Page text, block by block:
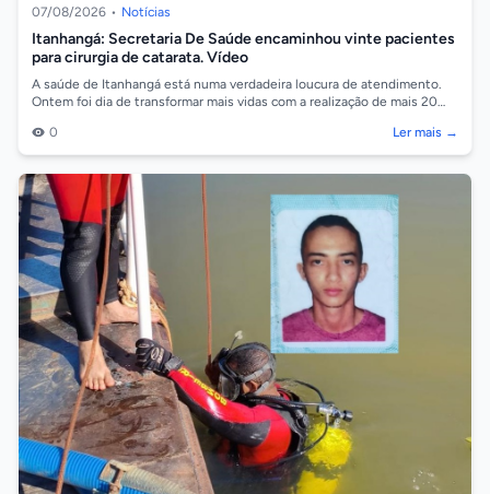
07/08/2026 • Notícias
Itanhangá: Secretaria De Saúde encaminhou vinte pacientes
para cirurgia de catarata. Vídeo
A saúde de Itanhangá está numa verdadeira loucura de atendimento.
Ontem foi dia de transformar mais vidas com a realização de mais 20
0
Ler mais →